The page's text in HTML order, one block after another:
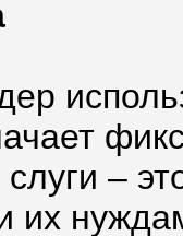
–
их